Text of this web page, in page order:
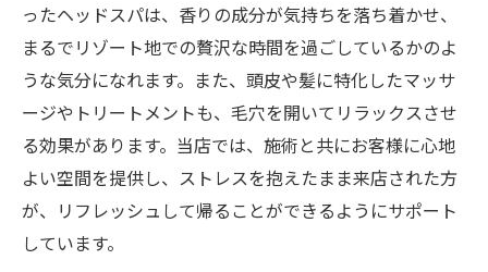
ったヘッドスパは、香りの成分が気持ちを落ち着かせ、
まるでリゾート地での贅沢な時間を過ごしているかのよ
うな気分になれます。また、頭皮や髪に特化したマッサ
ージやトリートメントも、毛穴を開いてリラックスさせ
る効果があります。当店では、施術と共にお客様に心地
よい空間を提供し、ストレスを抱えたまま来店された方
が、リフレッシュして帰ることができるようにサポート
しています。